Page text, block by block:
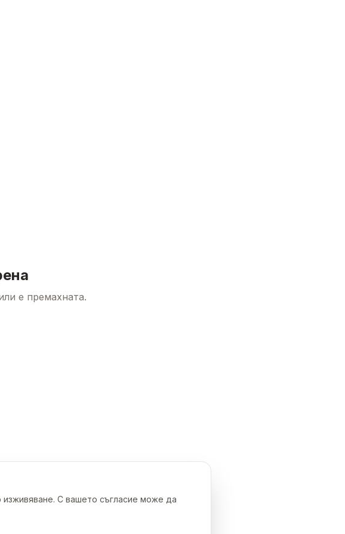
е премахната.
изживяване. С вашето съгласие може да